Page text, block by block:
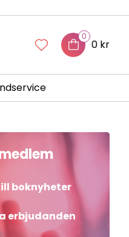
0
0 kr
boknyheter
erbjudanden